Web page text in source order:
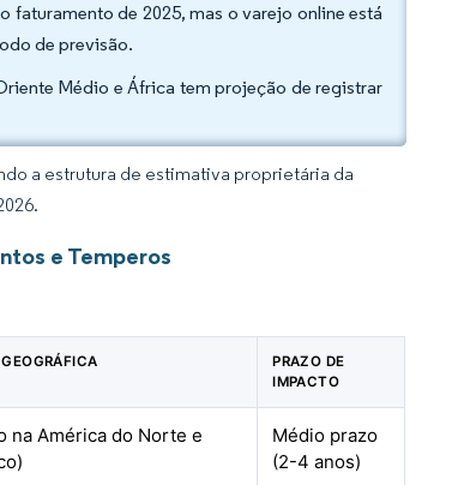
faturamento de 2025, mas o varejo online está
de previsão.
Médio e África tem projeção de registrar
a estrutura de estimativa proprietária da
e Temperos
PRAZO DE
IMPACTO
na América do Norte e
Médio prazo
(2-4 anos)